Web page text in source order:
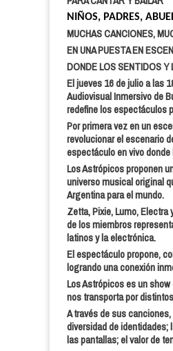
NIÑOS, PADRES,
MUCHAS CANCIONES,
EN UNA PUESTA EN
DONDE LOS SENTIDOS
El jueves 16 de julio a las
Audiovisual Inmersivo de
redefine los espectáculos
Por primera vez en un
revolucionar el escenario
espectáculo en vivo
Los Astrópicos proponen
universo musical original
Argentina para el mundo.
Zetta, Pixie, Lumo,
de los miembros
latinos y la electrónica.
El espectáculo propone,
logrando una conexión
Los Astrópicos es un
nos transporta por
A través de sus
diversidad de
las pantallas; el valor de